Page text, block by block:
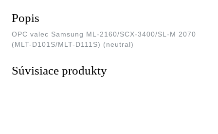
Popis
OPC valec Samsung ML-2160/SCX-3400/SL-M 2070
(MLT-D101S/MLT-D111S) (neutral)
Súvisiace produkty